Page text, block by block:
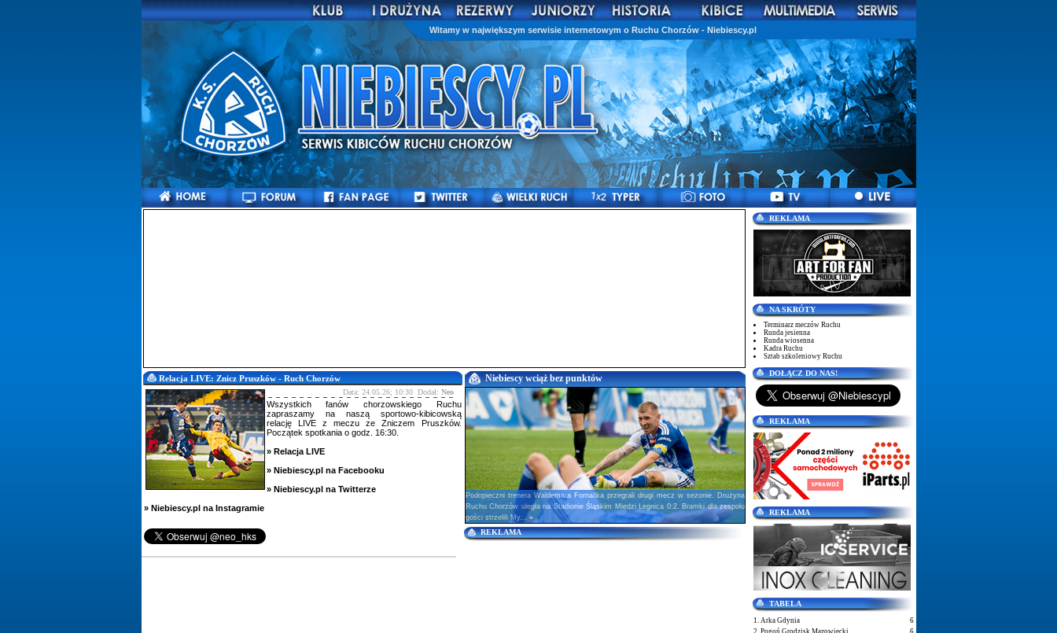
Witamy w największym serwisie internetowym o Ruchu Chorzów - Niebiescy.pl
Relacja LIVE: Znicz Pruszków - Ruch Chorzów
Data: 24.05.26; 10:30 Dodał: Neo
Wszystkich fanów chorzowskiego Ruchu
zapraszamy na naszą sportowo-kibicowską
relację LIVE z meczu ze Zniczem Pruszków.
Początek spotkania o godz. 16:30.
» Relacja LIVE
» Niebiescy.pl na Facebooku
» Niebiescy.pl na Twitterze
» Niebiescy.pl na Instagramie
Niebiescy wciąż bez punktów
Podopieczni trenera Waldemara Fornalika przegrali drugi mecz w sezonie. Drużyna
Ruchu Chorzów uległa na Stadionie Śląskim Miedzi Legnica 0:2. Bramki dla zespołu
gości strzelili My... »
REKLAMA
REKLAMA
NA SKRÓTY
Terminarz meczów Ruchu
Runda jesienna
Runda wiosenna
Kadra Ruchu
Sztab szkoleniowy Ruchu
DOŁĄCZ DO NAS!
REKLAMA
REKLAMA
TABELA
1. Arka Gdynia
6
2. Pogoń Grodzisk Mazowiecki
6